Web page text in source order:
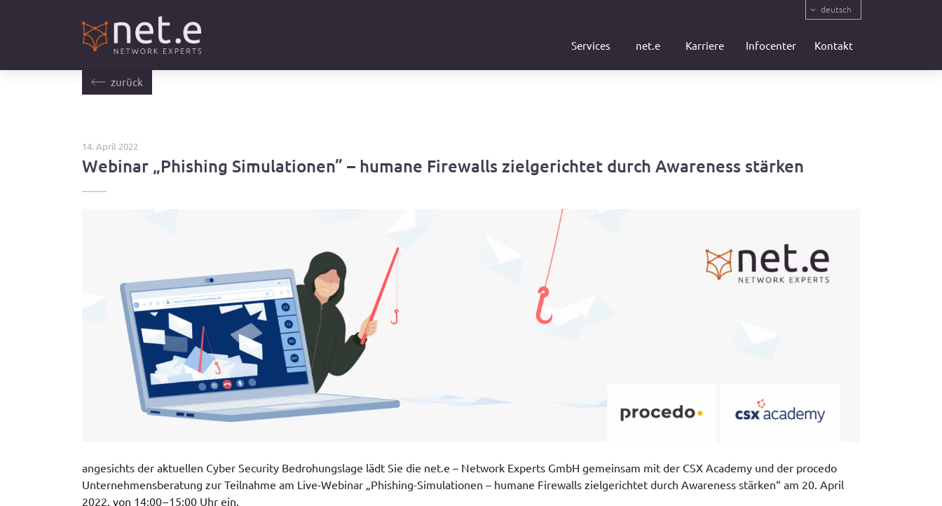
deutsch
Services net.e Karriere Infocenter Kontakt
zurück
14. April 2022
Webinar „Phishing Simulationen” – humane Firewalls zielgerichtet durch Awareness stärken
angesichts der aktuellen Cyber Security Bedrohungslage lädt Sie die net.e – Network Experts GmbH gemeinsam mit der CSX Academy und der procedo
Unternehmensberatung zur Teilnahme am Live-Webinar „Phishing-Simulationen – humane Firewalls zielgerichtet durch Awareness stärken“ am 20. April
2022, von 14:00 – 15:00 Uhr ein.